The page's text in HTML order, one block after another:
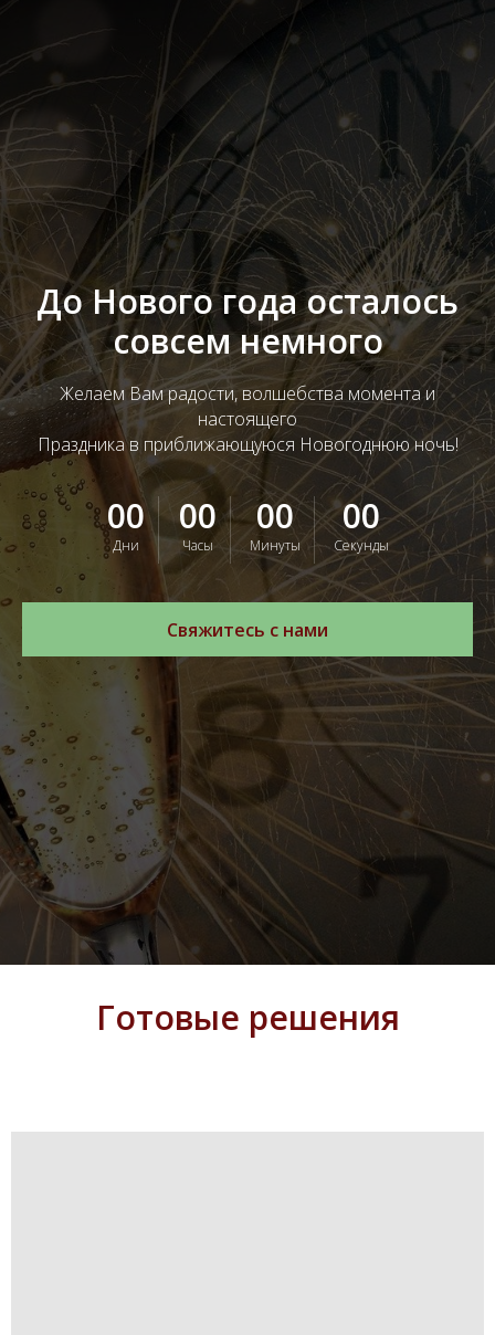
До Нового года осталось
совсем немного
Желаем Вам радости, волшебства момента и
настоящего
Праздника в приближающуюся Новогоднюю ночь!
00
Дни
00
Часы
00
Минуты
00
Секунды
Свяжитесь с нами
Готовые решения